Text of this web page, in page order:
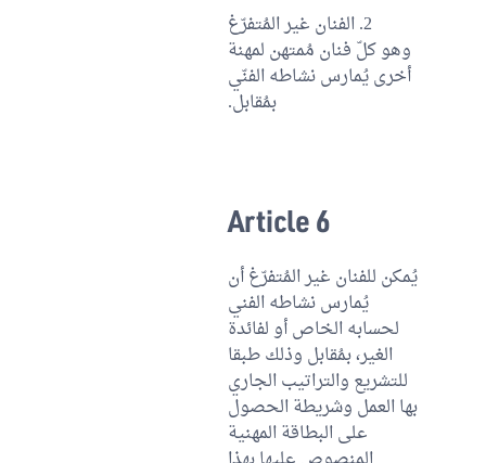
2. الفنان غير المُتفرّغ
وهو كلّ فنان مُمتهن لمهنة
أخرى يُمارس نشاطه الفنّي
بمُقابل.
Article 6
يُمكن للفنان غير المُتفرّغ أن
يُمارس نشاطه الفني
لحسابه الخاص أو لفائدة
الغير، بمُقابل وذلك طبقا
للتشريع والتراتيب الجاري
بها العمل وشريطة الحصول
على البطاقة المهنية